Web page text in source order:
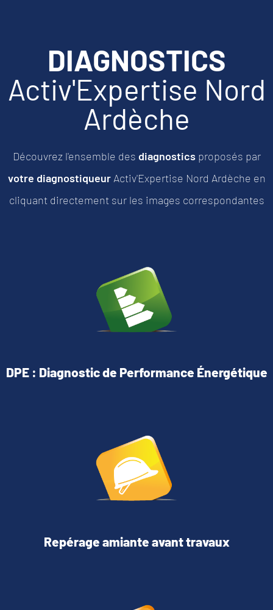
DIAGNOSTICS
Activ'Expertise Nord
Ardèche
Découvrez l'ensemble des diagnostics proposés par
votre diagnostiqueur Activ'Expertise Nord Ardèche en
cliquant directement sur les images correspondantes
DPE : Diagnostic de Performance Énergétique
Repérage amiante avant travaux